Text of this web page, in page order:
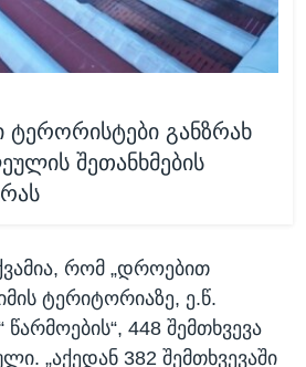
ტერორისტები განზრახ
შეთანხმების
რომ „დროებით
ტერიტორიაზე, ე.წ.
448 შემთხვევა
„აქედან 382 შემთხვევაში